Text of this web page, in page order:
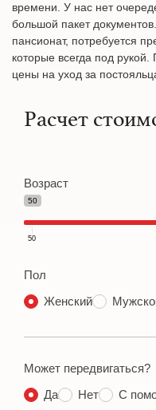
времени. У нас нет
большой пакет
пансионат, потребуется
которые всегда под
цены на уход за
Расчет